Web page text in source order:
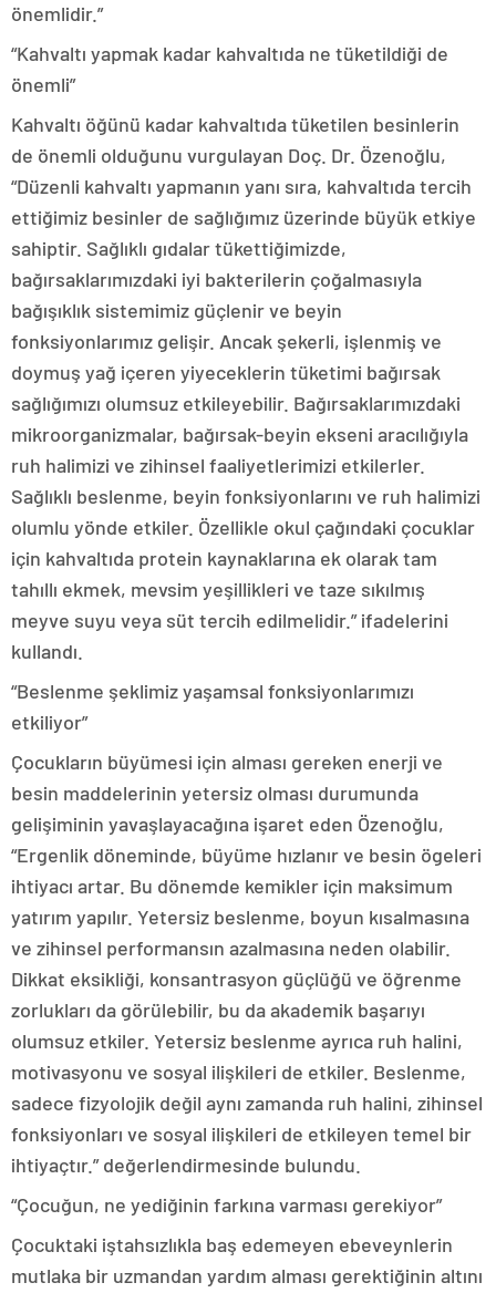
önemlidir.”
“Kahvaltı yapmak kadar kahvaltıda ne tüketildiği de
önemli”
Kahvaltı öğünü kadar kahvaltıda tüketilen besinlerin
de önemli olduğunu vurgulayan Doç. Dr. Özenoğlu,
“Düzenli kahvaltı yapmanın yanı sıra, kahvaltıda tercih
ettiğimiz besinler de sağlığımız üzerinde büyük etkiye
sahiptir. Sağlıklı gıdalar tükettiğimizde,
bağırsaklarımızdaki iyi bakterilerin çoğalmasıyla
bağışıklık sistemimiz güçlenir ve beyin
fonksiyonlarımız gelişir. Ancak şekerli, işlenmiş ve
doymuş yağ içeren yiyeceklerin tüketimi bağırsak
sağlığımızı olumsuz etkileyebilir. Bağırsaklarımızdaki
mikroorganizmalar, bağırsak-beyin ekseni aracılığıyla
ruh halimizi ve zihinsel faaliyetlerimizi etkilerler.
Sağlıklı beslenme, beyin fonksiyonlarını ve ruh halimizi
olumlu yönde etkiler. Özellikle okul çağındaki çocuklar
için kahvaltıda protein kaynaklarına ek olarak tam
tahıllı ekmek, mevsim yeşillikleri ve taze sıkılmış
meyve suyu veya süt tercih edilmelidir.” ifadelerini
kullandı.
“Beslenme şeklimiz yaşamsal fonksiyonlarımızı
etkiliyor”
Çocukların büyümesi için alması gereken enerji ve
besin maddelerinin yetersiz olması durumunda
gelişiminin yavaşlayacağına işaret eden Özenoğlu,
“Ergenlik döneminde, büyüme hızlanır ve besin ögeleri
ihtiyacı artar. Bu dönemde kemikler için maksimum
yatırım yapılır. Yetersiz beslenme, boyun kısalmasına
ve zihinsel performansın azalmasına neden olabilir.
Dikkat eksikliği, konsantrasyon güçlüğü ve öğrenme
zorlukları da görülebilir, bu da akademik başarıyı
olumsuz etkiler. Yetersiz beslenme ayrıca ruh halini,
motivasyonu ve sosyal ilişkileri de etkiler. Beslenme,
sadece fizyolojik değil aynı zamanda ruh halini, zihinsel
fonksiyonları ve sosyal ilişkileri de etkileyen temel bir
ihtiyaçtır.” değerlendirmesinde bulundu.
“Çocuğun, ne yediğinin farkına varması gerekiyor”
Çocuktaki iştahsızlıkla baş edemeyen ebeveynlerin
mutlaka bir uzmandan yardım alması gerektiğinin altını